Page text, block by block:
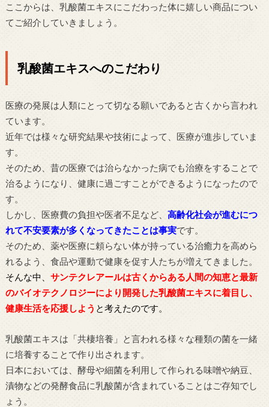
ここからは、乳酸菌エキスにこだわった体に嬉しい商品につい
てご紹介していきましょう。
乳酸菌エキスへのこだわり
医療の発展は人類にとって切なる願いであると古くから言われ
ています。
近年では様々な研究結果や技術によって、医療が進歩していま
す。
そのため、昔の医療では治らなかった病でも治療をすることで
治るようになり、健康に過ごすことができるようになったので
す。
しかし、医療費の負担や医者不足など、 高齢化社会が進むにつ
れて不安要素が多くなってきたことは事実です。
そのため、薬や医療に頼らない体が持っている治癒力を高めら
れるよう、食品や運動で健康を促す人たちが増えてきました。
そんな中、 サンテクレアールは古くからある人間の知恵と最新
のバイオテクノロジーにより開発した乳酸菌エキスに着目し、
健康生活を応援しよう と考えたのです。
乳酸菌エキスは「共棲培養」と言われる様々な種類の菌を一緒
に培養することで作り出されます。
日本においては、酵母や細菌を利用して作られる味噌や納豆、
漬物などの発酵食品に乳酸菌が含まれていることはご存知でし
ょう。